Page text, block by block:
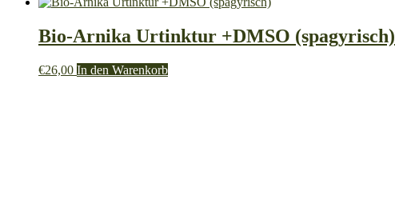
Bio-Arnika Urtinktur +DMSO (spagyrisch)
€26,00 In den Warenkorb